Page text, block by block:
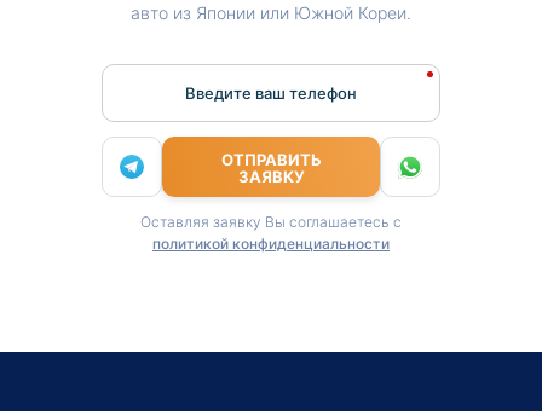
авто из Японии или Южной Кореи.
Введите ваш телефон
ОТПРАВИТЬ
ЗАЯВКУ
Оставляя заявку Вы соглашаетесь с
политикой конфиденциальности